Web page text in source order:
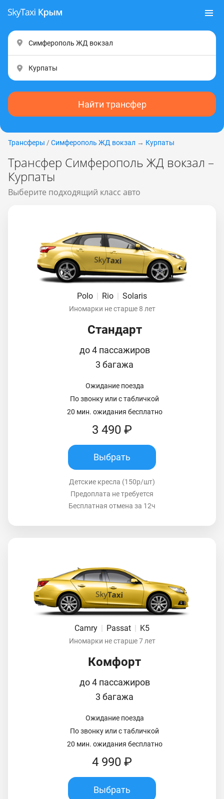
Найти трансфер
Трансферы / Симферополь ЖД вокзал → Курпаты
Трансфер Симферополь ЖД вокзал –
Курпаты
Выберите подходящий класс авто
Polo | Rio | Solaris
Иномарки не старше 8 лет
Стандарт
до 4 пассажиров
3 багажа
Ожидание поезда
По звонку или с табличкой
20 мин. ожидания бесплатно
3 490 ₽
Выбрать
Детские кресла (150р/шт)
Предоплата не требуется
Бесплатная отмена за 12ч
Camry Passat K5
Иномарки не старше 7 лет
Комфорт
до 4 пассажиров
3 багажа
Ожидание поезда
По звонку или с табличкой
20 мин. ожидания бесплатно
4 990 ₽
Выбрать